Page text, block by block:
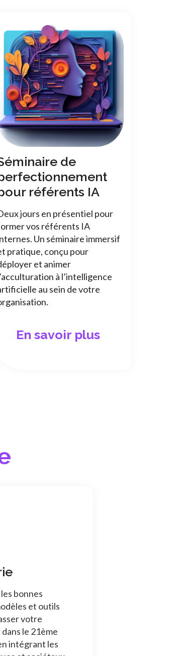
de
référents IA
jours en présentiel pour
vos référents IA
Un séminaire immersif
pratique, conçu pour
et animer
à l’intelligence
au sein de votre
En savoir plus
bonnes
et outils
votre
le 21ème
intégrant les